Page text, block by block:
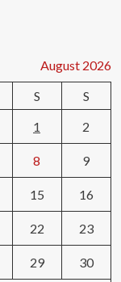
August 2026
S
S
1
2
8 9
15 16
22 23
29 30